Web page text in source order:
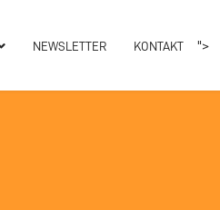
NEWSLETTER KONTAKT ">